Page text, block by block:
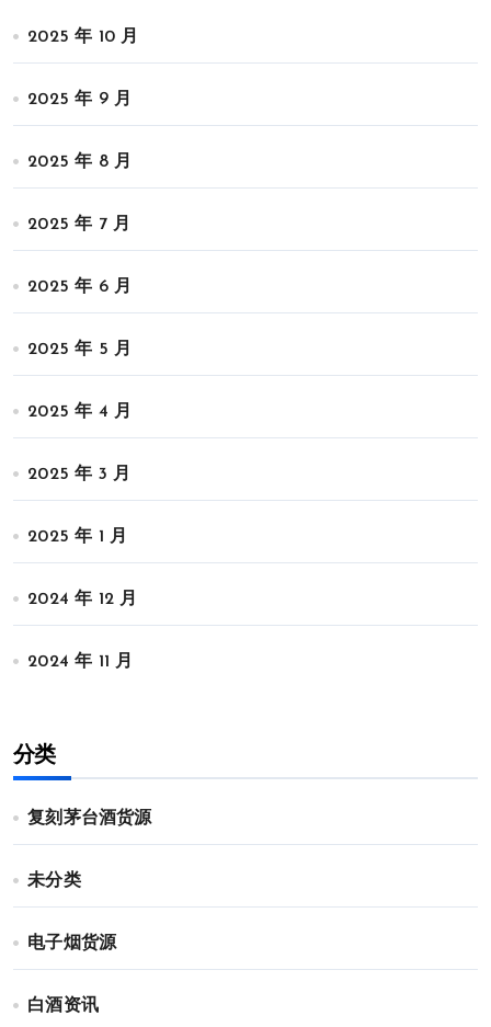
2025 年 10 月
2025 年 9 月
2025 年 8 月
2025 年 7 月
2025 年 6 月
2025 年 5 月
2025 年 4 月
2025 年 3 月
2025 年 1 月
2024 年 12 月
2024 年 11 月
分类
复刻茅台酒货源
未分类
电子烟货源
白酒资讯